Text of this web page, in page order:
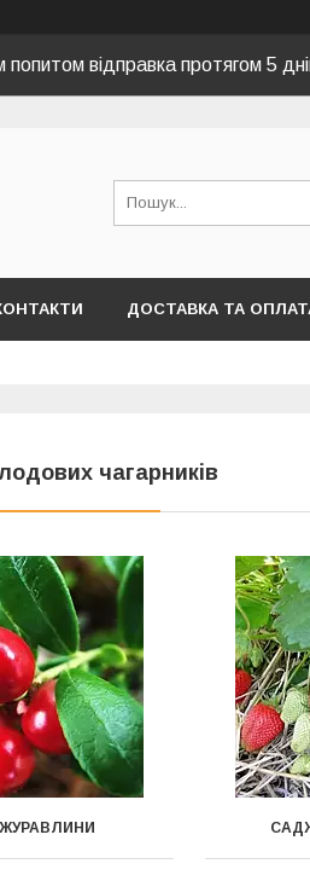
попитом відправка протягом 5
ДОСТАВКА ТА
чагарників